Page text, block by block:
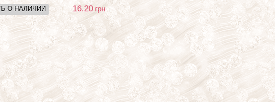
О НАЛИЧИИ
16.20 грн